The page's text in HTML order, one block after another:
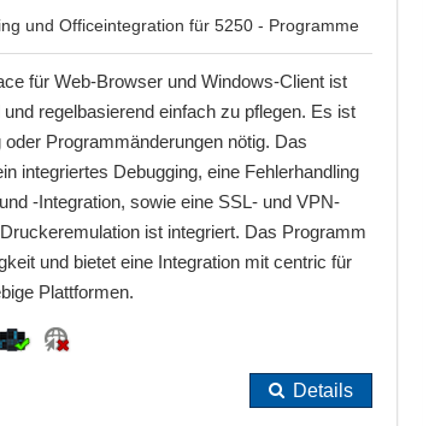
und Officeintegration für 5250 - Programme
für Web-Browser und Windows-Client ist
regelbasierend einfach zu pflegen. Es ist
Programmänderungen nötig. Das
integriertes Debugging, eine Fehlerhandling
-Integration, sowie eine SSL- und VPN-
ist integriert. Das Programm
und bietet eine Integration mit centric für
Plattformen.
Details